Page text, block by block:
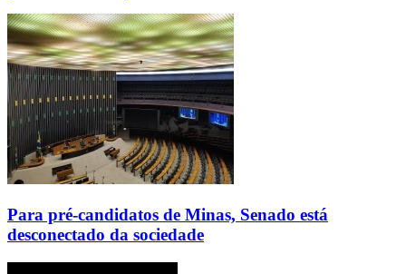
Para pré-candidatos de Minas, Senado está
desconectado da sociedade